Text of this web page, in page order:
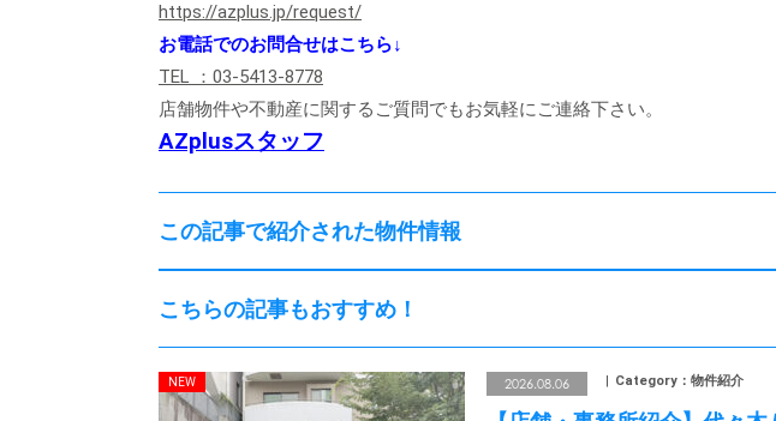
https://azplus.jp/request/
お電話でのお問合せはこちら↓
TEL ：03-5413-8778
店舗物件や不動産に関するご質問でもお気軽にご連絡下さい。
AZplusスタッフ
この記事で紹介された物件情報
こちらの記事もおすすめ！
2026.08.06 Category：物件紹介